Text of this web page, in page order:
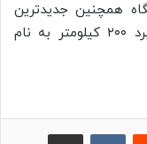
همچنین جدیدترین
موشک کروز ارتش جمهوری اسلامی با برد ۲۰۰ کیلومتر به نام
‫رددیت